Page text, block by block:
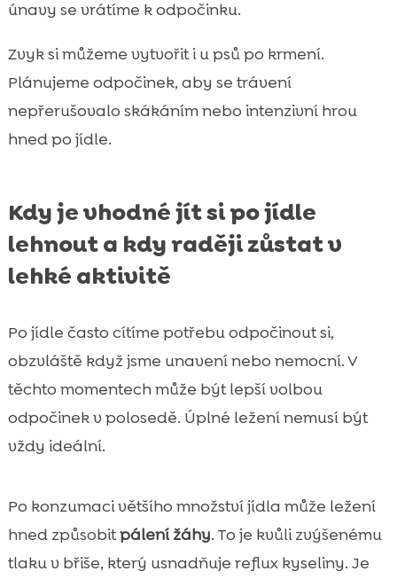
únavy se vrátíme k odpočinku.
Zvyk si můžeme vytvořit i u psů po krmení.
Plánujeme odpočinek, aby se trávení
nepřerušovalo skákáním nebo intenzivní hrou
hned po jídle.
Kdy je vhodné jít si po jídle
lehnout a kdy raději zůstat v
lehké aktivitě
Po jídle často cítíme potřebu odpočinout si,
obzvláště když jsme unavení nebo nemocní. V
těchto momentech může být lepší volbou
odpočinek v polosedě. Úplné ležení nemusí být
vždy ideální.
Po konzumaci většího množství jídla může ležení
hned způsobitpálení žáhy. To je kvůli zvýšenému
tlaku v břiše, který usnadňuje reflux kyseliny. Je